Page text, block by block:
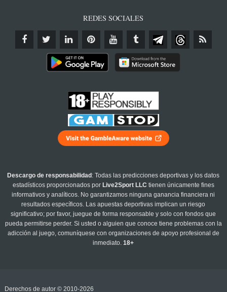
REDES SOCIALES
Descargo de responsabilidad : Todas las predicciones deportivas y los datos
estadísticos proporcionados por Live2Sport LLC tienen únicamente fines
informativos y analíticos. No garantizamos ninguna ganancia financiera ni
resultados específicos. Las apuestas deportivas implican un riesgo
significativo; por favor, juegue de forma responsable y solo con fondos que
pueda permitirse perder. Si usted o alguien que conoce tiene problemas con la
adicción al juego, comuníquese con organizaciones de apoyo profesional de
inmediato.18+
Derechos de autor © 2010-2026